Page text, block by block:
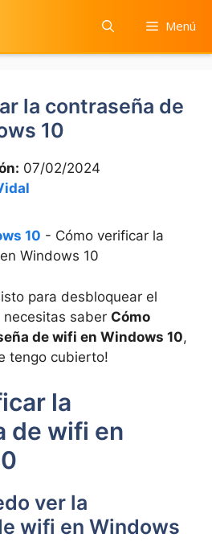
Menú
la contraseña de
10
07/02/2024
10 - Cómo verificar la
Windows 10
para desbloquear el
necesitas saber Cómo
de wifi en Windows 10,
tengo cubierto!
la
de wifi en
ver la
wifi en Windows